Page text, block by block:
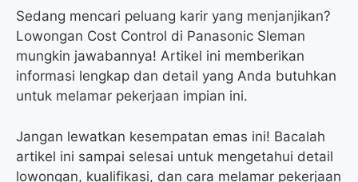
Sedang mencari peluang karir yang menjanjikan?
Lowongan Cost Control di Panasonic Sleman
mungkin jawabannya! Artikel ini memberikan
informasi lengkap dan detail yang Anda butuhkan
untuk melamar pekerjaan impian ini.
Jangan lewatkan kesempatan emas ini! Bacalah
artikel ini sampai selesai untuk mengetahui detail
lowongan, kualifikasi, dan cara melamar pekerjaan